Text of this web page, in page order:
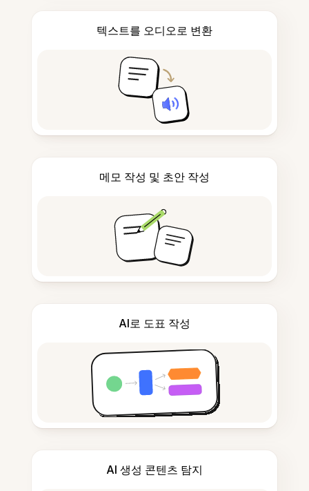
텍스트를 오디오로 변환
메모 작성 및 초안 작성
AI로 도표 작성
AI 생성 콘텐츠 탐지